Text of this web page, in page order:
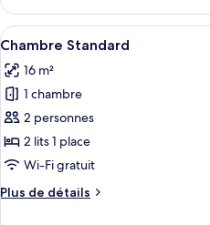
le
type
de
Chambre
Confort
Afficher
toutes
les
photos
pour
ce
type
chambre :
5
Chambre Standard
16 m²
1 chambre
2 personnes
2 lits 1 place
Wi-Fi gratuit
Plus de détails
Plus